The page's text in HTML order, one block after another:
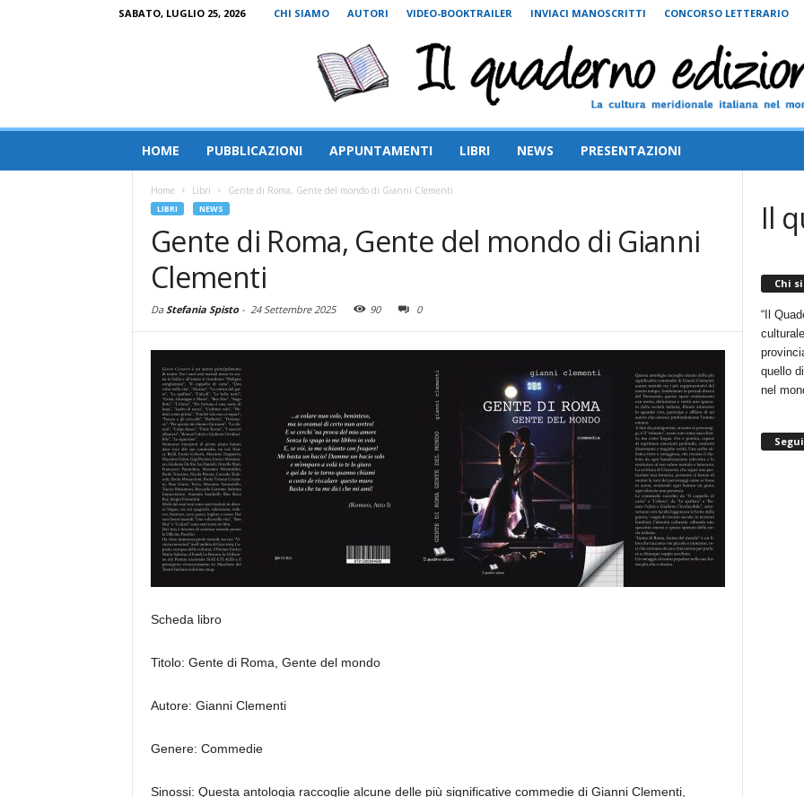
SABATO, LUGLIO 25, 2026 CHI SIAMO AUTORI VIDEO-BOOKTRAILER INVIACI MANOSCRITTI CONCORSO LETTERARIO
HOME PUBBLICAZIONI APPUNTAMENTI LIBRI NEWS PRESENTAZIONI
Home Libri Gente di Roma, Gente del mondo di Gianni Clementi
LIBRI NEWS
Gente di Roma, Gente del mondo di Gianni
Clementi
DaStefania Spisto- 24 Settembre 2025 90 0
Scheda libro
Titolo: Gente di Roma, Gente del mondo
Autore: Gianni Clementi
Genere: Commedie
Sinossi: Questa antologia raccoglie alcune delle più significative commedie di Gianni Clementi,
Il
Chi
“Il
quello
nel